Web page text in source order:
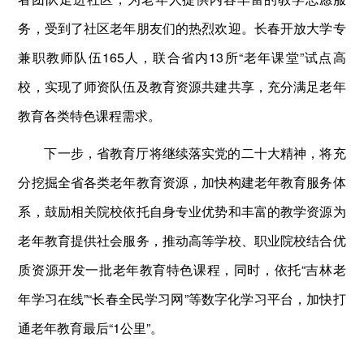
务，受到了社区老年朋友们的热烈欢迎。长春开放大学专
兼职教师队伍165人，联合省内13所“老年课堂”试点高
校，实现了师资队伍及教育资源共建共享，充分满足老年
教育各类特色课程需求。
下一步，省教育厅将继续落实党的二十大精神，将充
分挖掘全省各类老年教育资源，加快构建老年教育服务体
系，鼓励相关院校依托自身专业优势和丰富的教学资源为
老年教育提供社会服务，推动高等学校、职业院校结合优
质资源开发一批老年教育特色课程，同时，依托“吉林老
年学习在线”“长春全民学习网”等数字化学习平台，加快打
通老年教育最后“1公里”。